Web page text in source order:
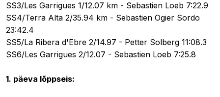
SS3/Les Garrigues 1/12.07 km - Sebastien Loeb 7:22.9
SS4/Terra Alta 2/35.94 km - Sebastien Ogier Sordo
23:42.4
SS5/La Ribera d'Ebre 2/14.97 - Petter Solberg 11:08.3
SS6/Les Garrigues 2/12.07 - Sebastien Loeb 7:25.8
1. päeva lõppseis: